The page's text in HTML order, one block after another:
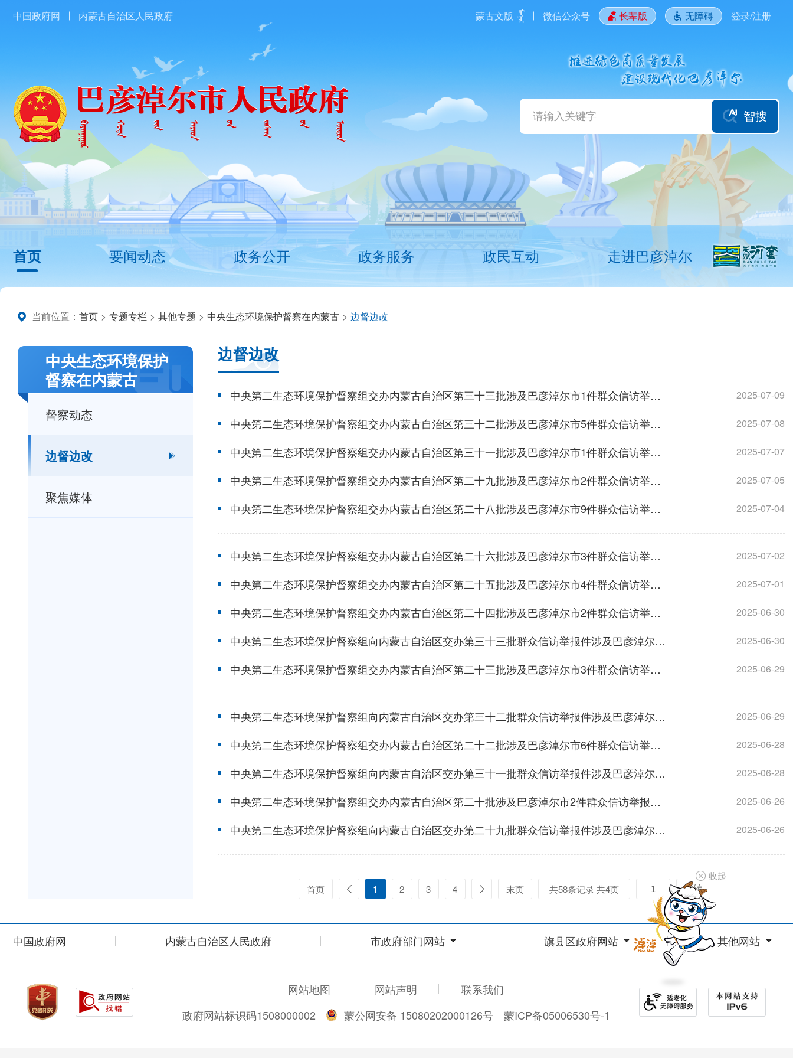
中国政府网 内蒙古自治区人民政府 蒙古文版 微信公众号 长辈版 无障碍 登录/注册
智搜
首页 要闻动态 政务公开 政务服务 政民互动 走进巴彦淖尔
当前位置： 首页 > 专题专栏 > 其他专题 > 中央生态环境保护督察在内蒙古 > 边督边改
中央生态环境保护
督察在内蒙古
督察动态
边督边改
聚焦媒体
边督边改
中央第二生态环境保护督察组交办内蒙古自治区第三十三批涉及巴彦淖尔市1件群众信访举报件办理情况 2025-07-09
中央第二生态环境保护督察组交办内蒙古自治区第三十二批涉及巴彦淖尔市5件群众信访举报件办理情况 2025-07-08
中央第二生态环境保护督察组交办内蒙古自治区第三十一批涉及巴彦淖尔市1件群众信访举报件办理情况 2025-07-07
中央第二生态环境保护督察组交办内蒙古自治区第二十九批涉及巴彦淖尔市2件群众信访举报件办理情况 2025-07-05
中央第二生态环境保护督察组交办内蒙古自治区第二十八批涉及巴彦淖尔市9件群众信访举报件办理情况 2025-07-04
中央第二生态环境保护督察组交办内蒙古自治区第二十六批涉及巴彦淖尔市3件群众信访举报件办理情况 2025-07-02
中央第二生态环境保护督察组交办内蒙古自治区第二十五批涉及巴彦淖尔市4件群众信访举报件办理情况 2025-07-01
中央第二生态环境保护督察组交办内蒙古自治区第二十四批涉及巴彦淖尔市2件群众信访举报件办理情况 2025-06-30
中央第二生态环境保护督察组向内蒙古自治区交办第三十三批群众信访举报件涉及巴彦淖尔市1件的情况 2025-06-30
中央第二生态环境保护督察组交办内蒙古自治区第二十三批涉及巴彦淖尔市3件群众信访举报件办理情况 2025-06-29
中央第二生态环境保护督察组向内蒙古自治区交办第三十二批群众信访举报件涉及巴彦淖尔市5件的情况 2025-06-29
中央第二生态环境保护督察组交办内蒙古自治区第二十二批涉及巴彦淖尔市6件群众信访举报件办理情况 2025-06-28
中央第二生态环境保护督察组向内蒙古自治区交办第三十一批群众信访举报件涉及巴彦淖尔市1件的情况 2025-06-28
中央第二生态环境保护督察组交办内蒙古自治区第二十批涉及巴彦淖尔市2件群众信访举报件办理情况 2025-06-26
中央第二生态环境保护督察组向内蒙古自治区交办第二十九批群众信访举报件涉及巴彦淖尔市2件的情况 2025-06-26
首页 1 2 3 4 末页 共58条记录 共4页
中国政府网 内蒙古自治区人民政府 市政府部门网站 旗县区政府网站 其他网站
网站地图 网站声明
联系我们
政府网站标识码1508000002
蒙公网安备 15080202000126号 蒙ICP备05006530号-1
收起